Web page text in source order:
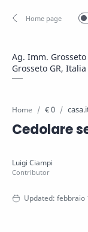
Ag. Imm.
Grosseto GR, Italia
Home € 0
Cedolare